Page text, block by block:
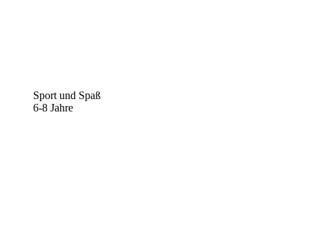
Sport und Spaß
6-8 Jahre